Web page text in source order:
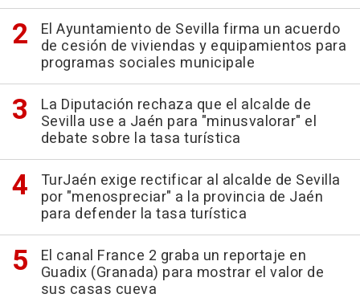
El Ayuntamiento de Sevilla firma un acuerdo
de cesión de viviendas y equipamientos para
programas sociales municipale
La Diputación rechaza que el alcalde de
Sevilla use a Jaén para "minusvalorar" el
debate sobre la tasa turística
TurJaén exige rectificar al alcalde de Sevilla
por "menospreciar" a la provincia de Jaén
para defender la tasa turística
El canal France 2 graba un reportaje en
Guadix (Granada) para mostrar el valor de
sus casas cueva